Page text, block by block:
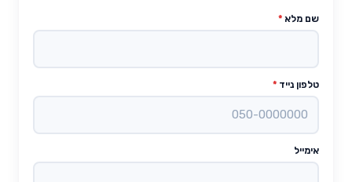
שם מלא *
טלפון נייד *
אימייל